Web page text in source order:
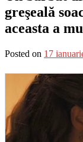
greşeală
aceasta a
Posted on 17